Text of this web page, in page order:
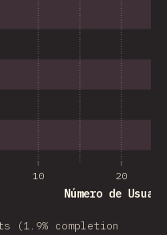
10 20
Número de
(1.9% completion